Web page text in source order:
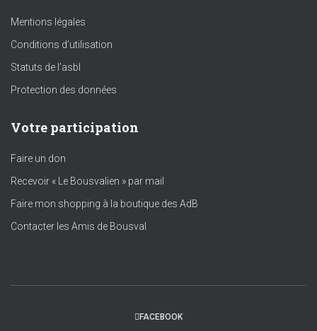
Mentions légales
Conditions d’utilisation
Statuts de l’asbl
Protection des données
Votre participation
Faire un don
Recevoir « Le Bousvalien » par mail
Faire mon shopping à la boutique des AdB
Contacter les Amis de Bousval
FACEBOOK